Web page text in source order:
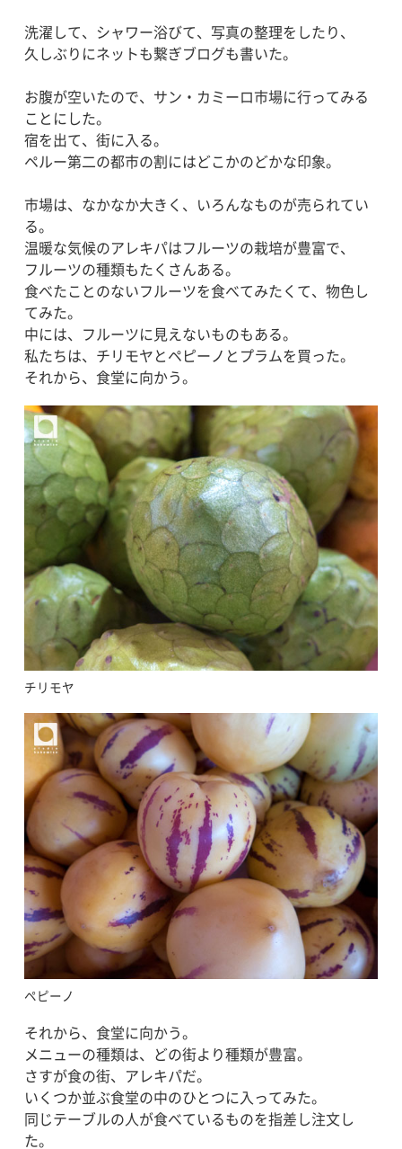
洗濯して、シャワー浴びて、写真の整理をしたり、
久しぶりにネットも繋ぎブログも書いた。
お腹が空いたので、サン・カミーロ市場に行ってみる
ことにした。
宿を出て、街に入る。
ペルー第二の都市の割にはどこかのどかな印象。
市場は、なかなか大きく、いろんなものが売られてい
る。
温暖な気候のアレキパはフルーツの栽培が豊富で、
フルーツの種類もたくさんある。
食べたことのないフルーツを食べてみたくて、物色し
てみた。
中には、フルーツに見えないものもある。
私たちは、チリモヤとペピーノとプラムを買った。
それから、食堂に向かう。
チリモヤ
ペピーノ
それから、食堂に向かう。
メニューの種類は、どの街より種類が豊富。
さすが食の街、アレキパだ。
いくつか並ぶ食堂の中のひとつに入ってみた。
同じテーブルの人が食べているものを指差し注文し
た。